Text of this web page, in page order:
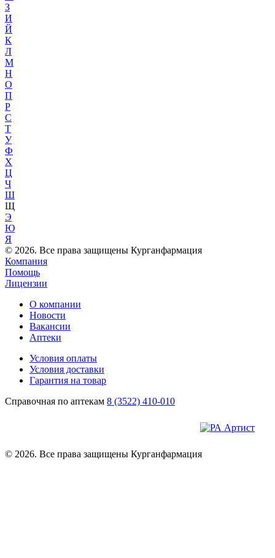
З
И
Й
К
Л
М
Н
О
П
Р
С
Т
У
Ф
Х
Ц
Ч
Ш
Щ
Э
Ю
Я
© 2026. Все права защищены Курганфармация
Компания
Помощь
Лицензии
О компании
Новости
Вакансии
Аптеки
Условия оплаты
Условия доставки
Гарантия на товар
Справочная по аптекам 8 (3522) 410-010
© 2026. Все права защищены Курганфармация